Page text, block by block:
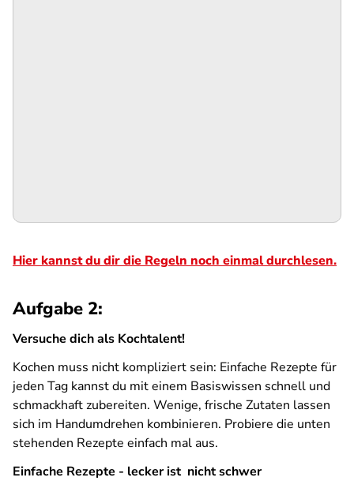
Hier kannst du dir die Regeln noch einmal durchlesen.
Aufgabe 2:
Versuche dich als Kochtalent!
Kochen muss nicht kompliziert sein: Einfache Rezepte für
jeden Tag kannst du mit einem Basiswissen schnell und
schmackhaft zubereiten. Wenige, frische Zutaten lassen
sich im Handumdrehen kombinieren. Probiere die unten
stehenden Rezepte einfach mal aus.
Einfache Rezepte - lecker ist nicht schwer